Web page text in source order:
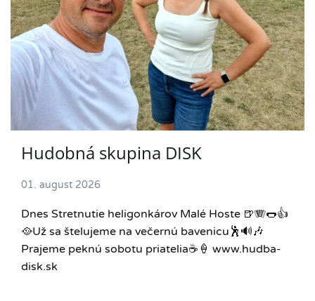
Hudobná skupina DISK
01. august 2026
Dnes Stretnutie heligonkárov Malé Hoste 🍺🪗🌭👍
🥘Už sa štelujeme na večernú bavenicu🕺🔊🎶
Prajeme peknú sobotu priatelia☕️🍦 www.hudba-
disk.sk